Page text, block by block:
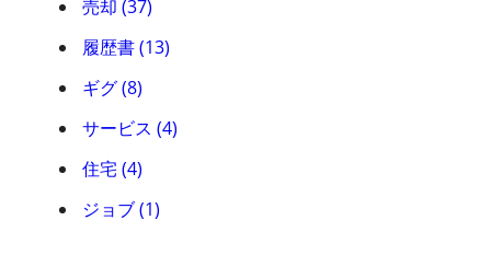
売却 (37)
履歴書 (13)
ギグ (8)
サービス (4)
住宅 (4)
ジョブ (1)